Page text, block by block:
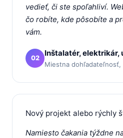
vedieť, či ste spoľahliví.
čo robíte, kde pôsobíte a
vám.
02
Inštalatér, elektrikár,
Miestna
Nový projekt alebo rýchly
Namiesto čakania týždne